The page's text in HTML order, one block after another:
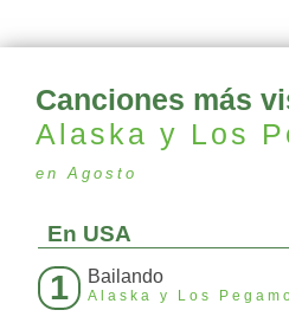
Canciones más
Alaska y Los
en Agosto
En USA
1 Bailando
Alaska y Los